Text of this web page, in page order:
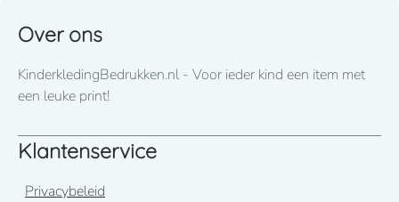
ons op te nemen! 050-2053307
Over ons
KinderkledingBedrukken.nl - Voor ieder kind een item met
een leuke print!
Klantenservice
Privacybeleid